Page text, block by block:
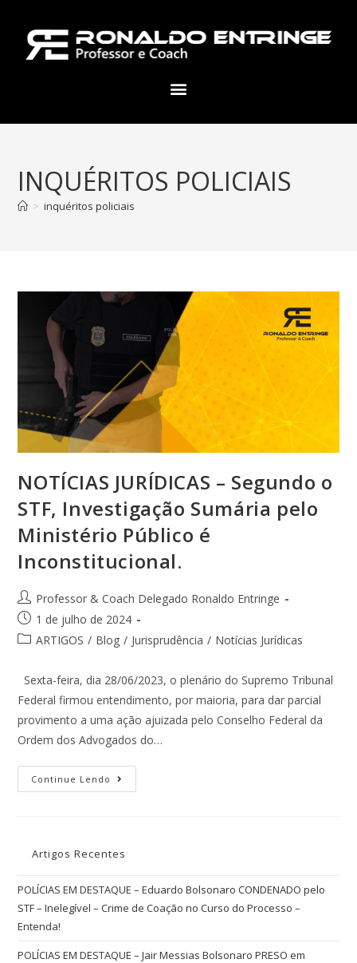
INQUÉRITOS POLICIAIS
> inquéritos policiais
NOTÍCIAS JURÍDICAS – Segundo o
STF, Investigação Sumária pelo
Ministério Público é
Inconstitucional.
Professor & Coach Delegado Ronaldo Entringe
1 de julho de 2024
ARTIGOS / Blog / Jurisprudência / Notícias Jurídicas
Sexta-feira, dia 28/06/2023, o plenário do Supremo Tribunal
Federal firmou entendimento, por maioria, para dar parcial
provimento a uma ação ajuizada pelo Conselho Federal da
Ordem dos Advogados do…
Continue Lendo
Artigos Recentes
POLÍCIAS EM DESTAQUE – Eduardo Bolsonaro CONDENADO pelo
STF – Inelegível – Crime de Coação no Curso do Processo –
Entenda!
POLÍCIAS EM DESTAQUE – Jair Messias Bolsonaro PRESO em